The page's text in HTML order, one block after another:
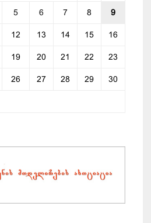
5 6 7 8 9
12 13 14 15 16
19 20 21 22 23
26 27 28 29 30